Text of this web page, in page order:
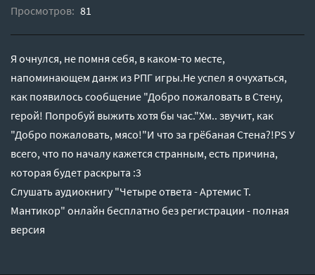
Просмотров: 81
Я очнулся, не помня себя, в каком-то месте,
напоминающем данж из РПГ игры.Не успел я очухаться,
как появилось сообщение "Добро пожаловать в Стену,
герой! Попробуй выжить хотя бы час."Хм.. звучит, как
"Добро пожаловать, мясо!"И что за грёбаная Стена?!PS У
всего, что по началу кажется странным, есть причина,
которая будет раскрыта :3
Слушать аудиокнигу "Четыре ответа - Артемис Т.
Мантикор" онлайн бесплатно без регистрации - полная
версия